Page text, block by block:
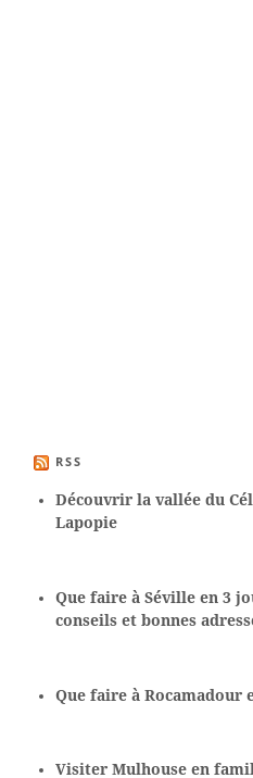
RSS
Découvrir la vallée du
Lapopie
Que faire à Séville en 3
conseils et bonnes
Que faire à Rocamadour
Visiter Mulhouse en